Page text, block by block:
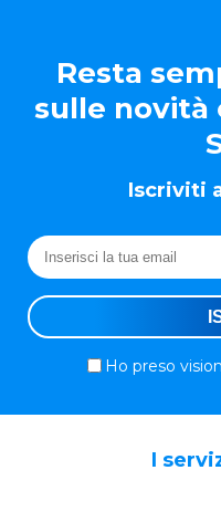
Resta
sulle novità
Iscriviti
Ho preso
I